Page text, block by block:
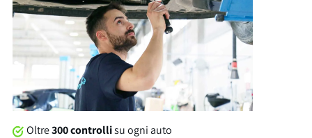
soggetta a lavaggio professionale compreso nel prezzo. Su
tutte le nostre auto offriamo una garanzia brumbrum di 12
mesi dalla consegna con soccorso stradale 24/7 in Italia e in
Europa. Cosa stai aspettando?
Oltre300 controllisu ogni auto